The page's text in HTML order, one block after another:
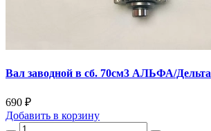
Вал заводной в сб. 70см3 АЛЬФА/Дельта
690 ₽
Добавить в корзину